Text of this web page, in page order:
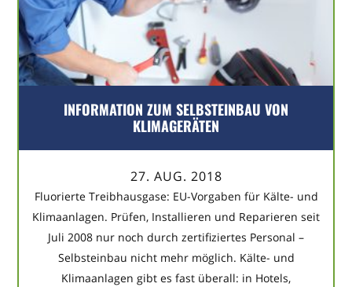
INFORMATION ZUM SELBSTEINBAU VON
KLIMAGERÄTEN
27. AUG. 2018
Fluorierte Treibhausgase: EU-Vorgaben für Kälte- und
Klimaanlagen. Prüfen, Installieren und Reparieren seit
Juli 2008 nur noch durch zertifiziertes Personal –
Selbsteinbau nicht mehr möglich. Kälte- und
Klimaanlagen gibt es fast überall: in Hotels,